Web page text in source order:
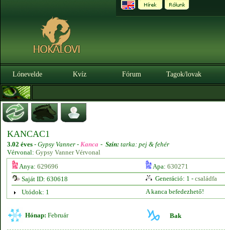
Lónevelde Kvíz Fórum Tagok/lovak
KANCAC1
3.02 éves - Gypsy Vanner - Kanca - Szín: tarka: pej & fehér
Vérvonal: Gypsy Vanner Vérvonal
Anya: 629696 Apa: 630271
Saját ID: 630618
Generáció: 1 - családfa
Utódok: 1
A kanca befedezhető!
Hónap: Február Bak